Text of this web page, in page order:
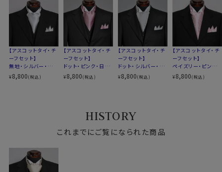
【アスコットタイ・チ
ーフセット】
無地・シルバー・日
本製
¥8,800(税込)
【アスコットタイ・チ
ーフセット】
ドット・ピンク・日本
製
¥8,800(税込)
【アスコットタイ・チ
ーフセット】
ドット・シルバー・日
本製
¥8,800(税込)
【アスコットタイ・チ
ーフセット】
ペイズリー・ピンク・
日本製
¥8,800(税込)
HISTORY
これまでにご覧になられた商品